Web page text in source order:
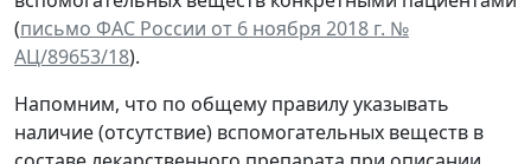
(письмо ФАС России от 6 ноября 2018 г. №
АЦ/89653/18).
Напомним, что по общему правилу указывать
наличие (отсутствие) вспомогательных веществ в